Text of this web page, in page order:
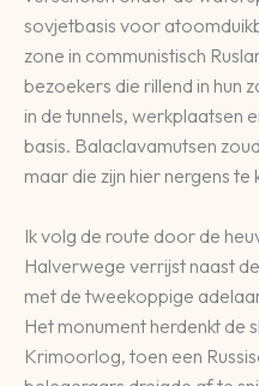
sovjetbasis voor
zone in communistisch
bezoekers die rillend in hun
in de tunnels, werkplaatsen
basis. Balaclavamutsen
maar die zijn hier nergens te
Ik volg de route door de
Halverwege verrijst naast
met de tweekoppige
Het monument herdenkt de
Krimoorlog, toen een